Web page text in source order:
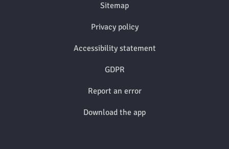
Sitemap
Privacy policy
Accessibility statement
GDPR
Report an error
Download the app